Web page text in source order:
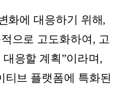
화에 대응하기 위해,
으로 고도화하여, 고
응할 계획”이라며,
티브 플랫폼에 특화된